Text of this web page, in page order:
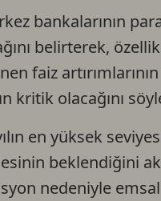
bankalarının
belirterek,
faiz
kritik olacağını
en yüksek
beklendiğini
nedeniyle